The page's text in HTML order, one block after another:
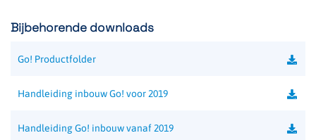
Bijbehorende downloads
Go! Productfolder
Handleiding inbouw Go! voor 2019
Handleiding Go! inbouw vanaf 2019